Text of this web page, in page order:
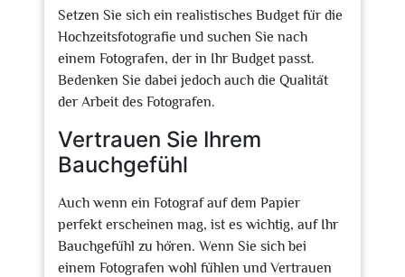
Setzen Sie sich ein realistisches Budget für die
Hochzeitsfotografie und suchen Sie nach
einem Fotografen, der in Ihr Budget passt.
Bedenken Sie dabei jedoch auch die Qualität
der Arbeit des Fotografen.
Vertrauen Sie Ihrem
Bauchgefühl
Auch wenn ein Fotograf auf dem Papier
perfekt erscheinen mag, ist es wichtig, auf Ihr
Bauchgefühl zu hören. Wenn Sie sich bei
einem Fotografen wohl fühlen und Vertrauen